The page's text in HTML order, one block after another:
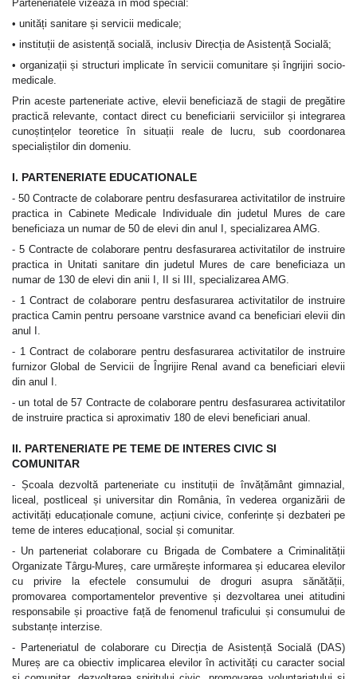
Parteneriatele vizează în mod special:
• unități sanitare și servicii medicale;
• instituții de asistență socială, inclusiv Direcția de Asistență Socială;
• organizații și structuri implicate în servicii comunitare și îngrijiri socio-
medicale.
Prin aceste parteneriate active, elevii beneficiază de stagii de pregătire
practică relevante, contact direct cu beneficiarii serviciilor și integrarea
cunoștințelor teoretice în situații reale de lucru, sub coordonarea
specialiștilor din domeniu.
I. PARTENERIATE EDUCATIONALE
- 50 Contracte de colaborare pentru desfasurarea activitatilor de instruire
practica in Cabinete Medicale Individuale din judetul Mures de care
beneficiaza un numar de 50 de elevi din anul I, specializarea AMG.
- 5 Contracte de colaborare pentru desfasurarea activitatilor de instruire
practica in Unitati sanitare din judetul Mures de care beneficiaza un
numar de 130 de elevi din anii I, II si III, specializarea AMG.
- 1 Contract de colaborare pentru desfasurarea activitatilor de instruire
practica Camin pentru persoane varstnice avand ca beneficiari elevii din
anul I.
- 1 Contract de colaborare pentru desfasurarea activitatilor de instruire
furnizor Global de Servicii de Îngrijire Renal avand ca beneficiari elevii
din anul I.
- un total de 57 Contracte de colaborare pentru desfasurarea activitatilor
de instruire practica si aproximativ 180 de elevi beneficiari anual.
II. PARTENERIATE PE TEME DE INTERES CIVIC SI
COMUNITAR
- Școala dezvoltă parteneriate cu instituții de învățământ gimnazial,
liceal, postliceal și universitar din România, în vederea organizării de
activități educaționale comune, acțiuni civice, conferințe și dezbateri pe
teme de interes educațional, social și comunitar.
- Un parteneriat colaborare cu Brigada de Combatere a Criminalității
Organizate Târgu-Mureș, care urmărește informarea și educarea elevilor
cu privire la efectele consumului de droguri asupra sănătății,
promovarea comportamentelor preventive și dezvoltarea unei atitudini
responsabile și proactive față de fenomenul traficului și consumului de
substanțe interzise.
- Parteneriatul de colaborare cu Direcția de Asistență Socială (DAS)
Mureș are ca obiectiv implicarea elevilor în activități cu caracter social